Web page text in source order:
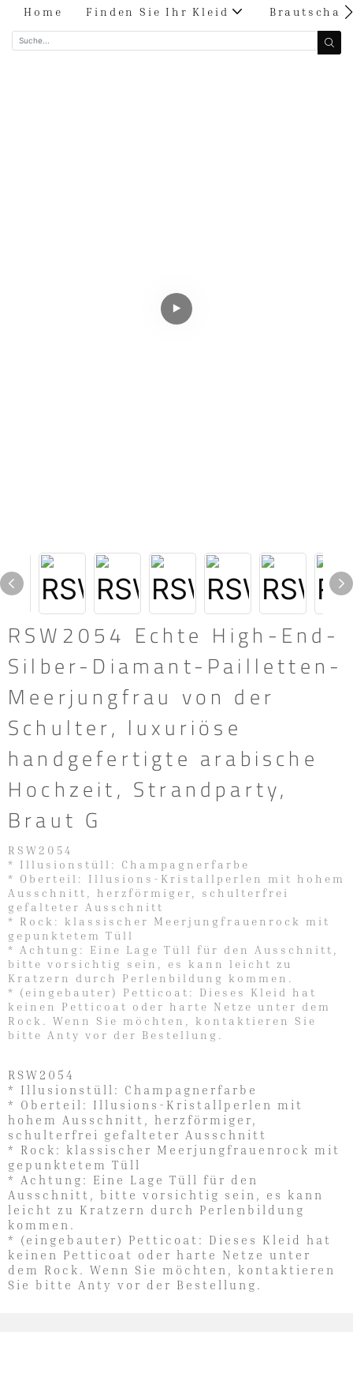
Home Finden Sie Ihr Kleid Brautschau
RSW2054 Echte High-End-
Silber-Diamant-Pailletten-
Meerjungfrau von der
Schulter, luxuriöse
handgefertigte arabische
Hochzeit, Strandparty,
Braut G
RSW2054
* Illusionstüll: Champagnerfarbe
* Oberteil: Illusions-Kristallperlen mit hohem
Ausschnitt, herzförmiger, schulterfrei
gefalteter Ausschnitt
* Rock: klassischer Meerjungfrauenrock mit
gepunktetem Tüll
* Achtung: Eine Lage Tüll für den Ausschnitt,
bitte vorsichtig sein, es kann leicht zu
Kratzern durch Perlenbildung kommen.
* (eingebauter) Petticoat: Dieses Kleid hat
keinen Petticoat oder harte Netze unter dem
Rock. Wenn Sie möchten, kontaktieren Sie
bitte Anty vor der Bestellung.
RSW2054
* Illusionstüll: Champagnerfarbe
* Oberteil: Illusions-Kristallperlen mit
hohem Ausschnitt, herzförmiger,
schulterfrei gefalteter Ausschnitt
* Rock: klassischer Meerjungfrauenrock mit
gepunktetem Tüll
* Achtung: Eine Lage Tüll für den
Ausschnitt, bitte vorsichtig sein, es kann
leicht zu Kratzern durch Perlenbildung
kommen.
* (eingebauter) Petticoat: Dieses Kleid hat
keinen Petticoat oder harte Netze unter
dem Rock. Wenn Sie möchten, kontaktieren
Sie bitte Anty vor der Bestellung.